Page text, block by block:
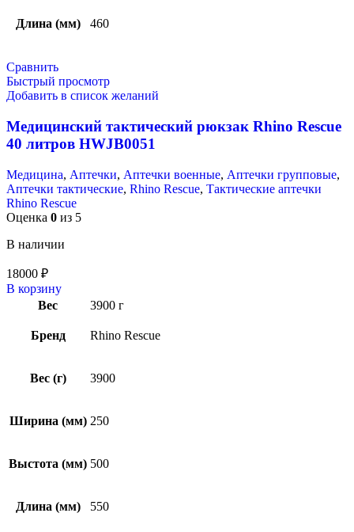
Длина (мм) 460
Сравнить
Быстрый просмотр
Добавить в список желаний
Медицинский тактический рюкзак Rhino Rescue
40 литров HWJB0051
Медицина, Аптечки, Аптечки военные, Аптечки групповые,
Аптечки тактические, Rhino Rescue, Тактические аптечки
Rhino Rescue
Оценка 0 из 5
В наличии
18000 ₽
В корзину
Вес
3900 г
Бренд Rhino Rescue
Вес (г) 3900
Ширина (мм) 250
Выстота (мм) 500
Длина (мм) 550